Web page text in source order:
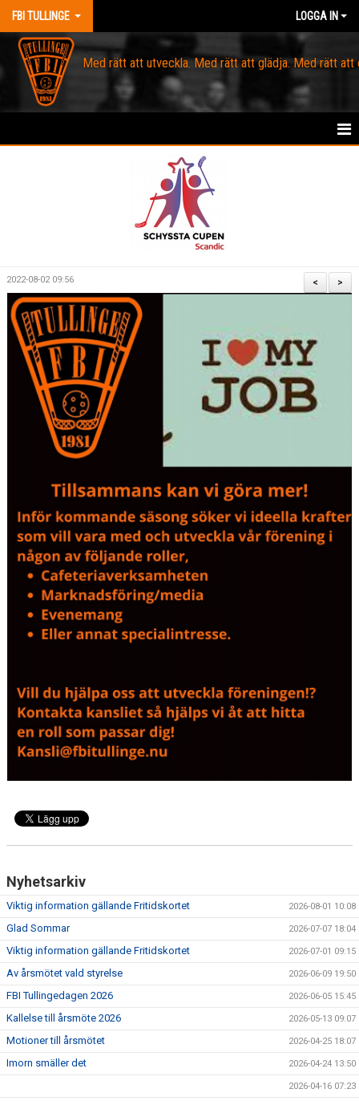
FBI TULLINGE LOGGA IN
Med rätt att utveckla. Med rätt att glädja. Med rätt att
KANSLI
KALENDER
VÅRA PARTNERS
FRITIDSKORTET
PROFILKLÄDER
ÖVERGÅNGSANSVARIG OCH ÖVERGÅNGSPOLICY
PLAY IT FORWARD
FBI TULLINGE HALL OF FAME
>
<
2022-08-02 09:56
Nyhetsarkiv
Viktig information gällande Fritidskortet 2026-08-01 10:08
Glad Sommar 2026-07-07 18:04
Viktig information gällande Fritidskortet 2026-07-01 09:15
Av årsmötet vald styrelse 2026-06-09 19:50
FBI Tullingedagen 2026 2026-06-05 15:45
Kallelse till årsmöte 2026 2026-05-13 09:07
Motioner till årsmötet 2026-04-25 18:07
Imorn smäller det 2026-04-24 13:50
2026-04-16 07:23